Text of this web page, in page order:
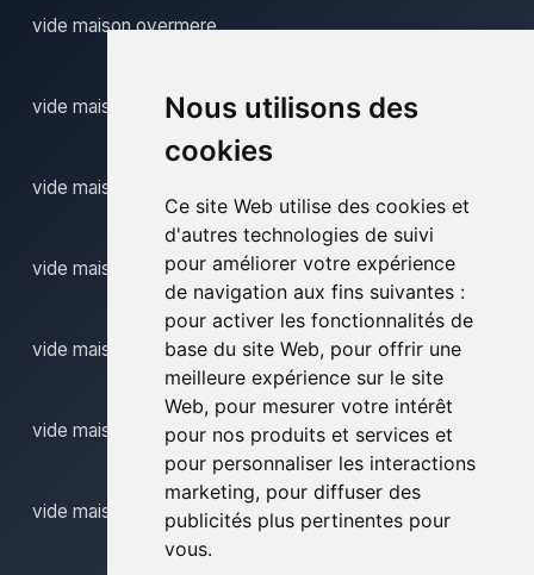
Nous utilisons des
cookies
Ce site Web utilise des cookies et
d'autres technologies de suivi
pour améliorer votre expérience
de navigation aux fins suivantes :
pour activer les fonctionnalités de
base du site Web, pour offrir une
meilleure expérience sur le site
Web, pour mesurer votre intérêt
pour nos produits et services et
pour personnaliser les interactions
marketing, pour diffuser des
publicités plus pertinentes pour
vous.
vide maison overmere
vide maison parike
vide maison paulatem
vide maison petegem aan de leie
vide maison petegem aan de schelde
vide maison poeke
vide maison renaix